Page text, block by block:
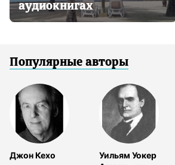
аудиокнигах
Популярные авторы
Джон Кехо
Уильям Уокер